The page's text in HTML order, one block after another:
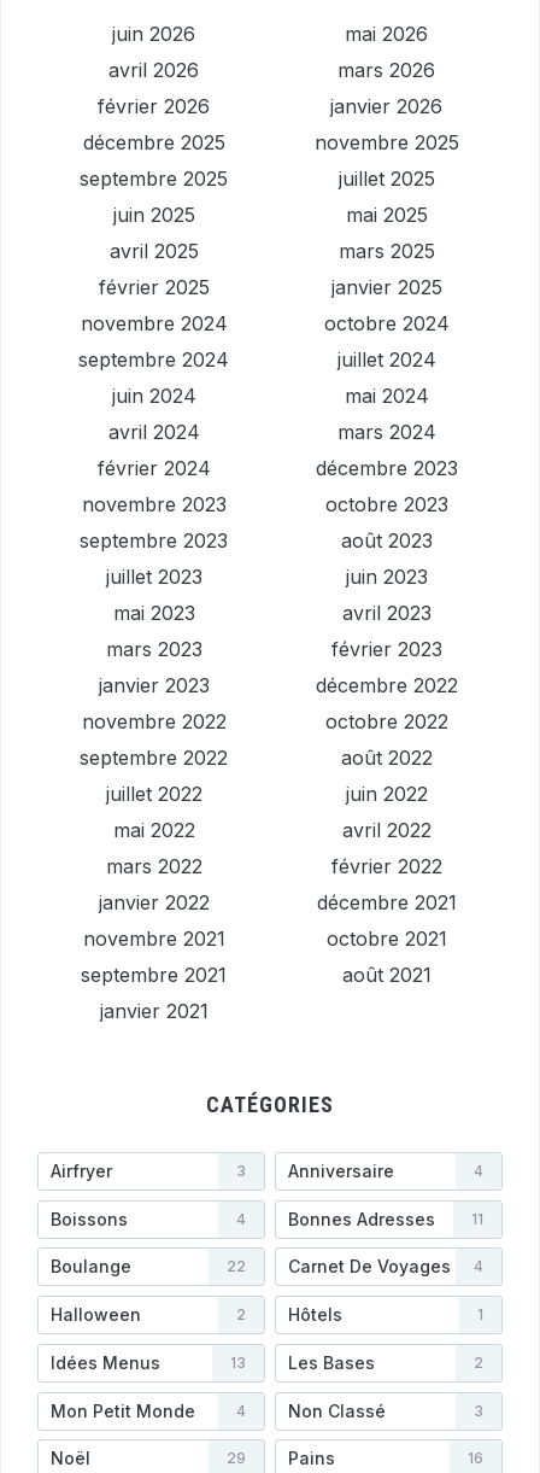
juin 2026
mai 2026
avril 2026
mars 2026
février 2026
janvier 2026
décembre 2025
novembre 2025
septembre 2025
juillet 2025
juin 2025
mai 2025
avril 2025
mars 2025
février 2025
janvier 2025
novembre 2024
octobre 2024
septembre 2024
juillet 2024
juin 2024
mai 2024
avril 2024
mars 2024
février 2024
décembre 2023
novembre 2023
octobre 2023
septembre 2023
août 2023
juillet 2023
juin 2023
mai 2023
avril 2023
mars 2023
février 2023
janvier 2023
décembre 2022
novembre 2022
octobre 2022
septembre 2022
août 2022
juillet 2022
juin 2022
mai 2022
avril 2022
mars 2022
février 2022
janvier 2022
décembre 2021
novembre 2021
octobre 2021
septembre 2021
août 2021
janvier 2021
CATÉGORIES
Airfryer 3 Anniversaire 4
Boissons 4 Bonnes Adresses 11
Boulange 22 Carnet De Voyages 4
Halloween 2 Hôtels 1
Idées Menus 13 Les Bases 2
Mon Petit Monde 4 Non Classé 3
Noël 29 Pains 16